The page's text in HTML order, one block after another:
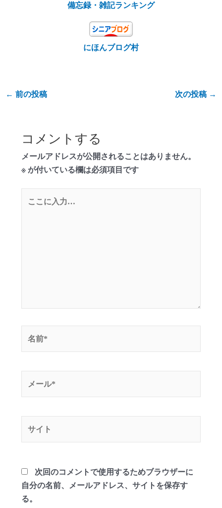
備忘録・雑記ランキング
にほんブログ村
← 前の投稿 次の投稿 →
コメントする
メールアドレスが公開されることはありません。
※が付いている欄は必須項目です
*
次回のコメントで使用するためブラウザーに
自分の名前、メールアドレス、サイトを保存す
る。